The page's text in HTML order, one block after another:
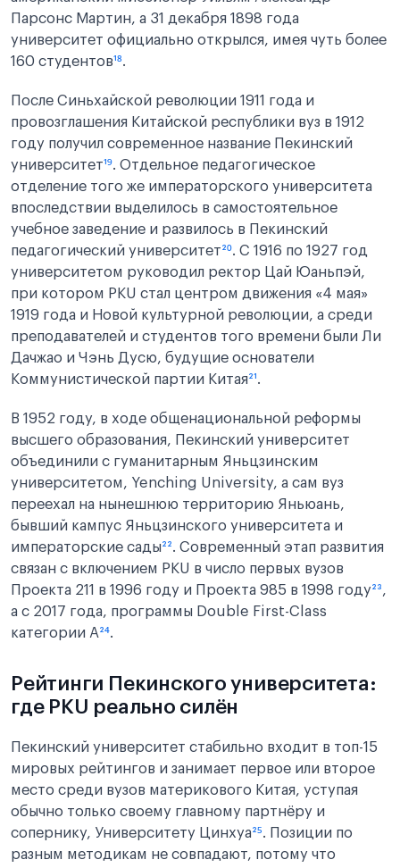
Парсонс Мартин, а 31 декабря 1898 года
университет официально открылся, имея чуть более
160 студентов¹⁸.
После Синьхайской революции 1911 года и
провозглашения Китайской республики вуз в 1912
году получил современное название Пекинский
университет¹⁹. Отдельное педагогическое
отделение того же императорского университета
впоследствии выделилось в самостоятельное
учебное заведение и развилось в Пекинский
педагогический университет²⁰. С 1916 по 1927 год
университетом руководил ректор Цай Юаньпэй,
при котором PKU стал центром движения «4 мая»
1919 года и Новой культурной революции, а среди
преподавателей и студентов того времени были Ли
Дачжао и Чэнь Дусю, будущие основатели
Коммунистической партии Китая²¹.
В 1952 году, в ходе общенациональной реформы
высшего образования, Пекинский университет
объединили с гуманитарным Яньцзинским
университетом, Yenching University, а сам вуз
переехал на нынешнюю территорию Яньюань,
бывший кампус Яньцзинского университета и
императорские сады²². Современный этап развития
связан с включением PKU в число первых вузов
Проекта 211 в 1996 году и Проекта 985 в 1998 году²³,
а с 2017 года, программы Double First-Class
категории A²⁴.
Рейтинги Пекинского университета:
где PKU реально силён
Пекинский университет стабильно входит в топ-15
мировых рейтингов и занимает первое или второе
место среди вузов материкового Китая, уступая
обычно только своему главному партнёру и
сопернику, Университету Цинхуа²⁵. Позиции по
разным методикам не совпадают, потому что